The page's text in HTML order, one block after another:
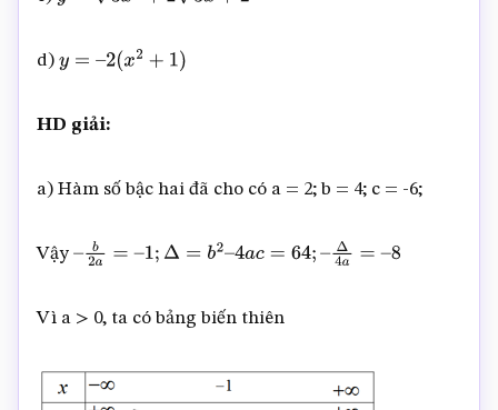
y 2 +23 + 2
d) y =– (x2+
HD giải:
a) Hàm số bậc hai đã cho có a = 2; b = 4; c = -6;
Vậy b2 =– ;Δ =b 2– 4a =64; –Δ 4 a= 8
Vì a > 0, ta có bảng biến thiên